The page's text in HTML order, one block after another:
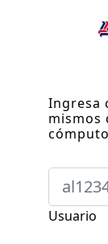
Ingresa
mismos
Usuario